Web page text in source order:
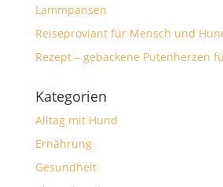
Lammpansen
Reiseproviant für Mensch und
Rezept – gebackene Putenherzen
Kategorien
Alltag mit Hund
Ernährung
Gesundheit